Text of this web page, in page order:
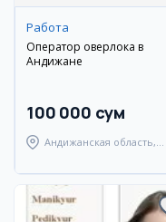
Работа
Оператор оверлока в
Андижане
100 000 сум
Андижанская область,